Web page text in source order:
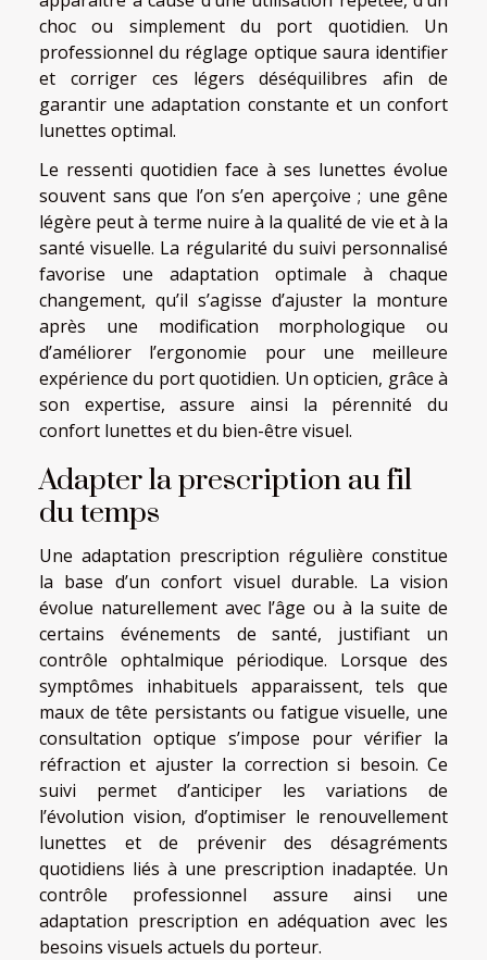
choc ou simplement du port quotidien. Un
professionnel du réglage optique saura identifier
et corriger ces légers déséquilibres afin de
garantir une adaptation constante et un confort
lunettes optimal.
Le ressenti quotidien face à ses lunettes évolue
souvent sans que l’on s’en aperçoive ; une gêne
légère peut à terme nuire à la qualité de vie et à la
santé visuelle. La régularité du suivi personnalisé
favorise une adaptation optimale à chaque
changement, qu’il s’agisse d’ajuster la monture
après une modification morphologique ou
d’améliorer l’ergonomie pour une meilleure
expérience du port quotidien. Un opticien, grâce à
son expertise, assure ainsi la pérennité du
confort lunettes et du bien-être visuel.
Adapter la prescription au fil
du temps
Une adaptation prescription régulière constitue
la base d’un confort visuel durable. La vision
évolue naturellement avec l’âge ou à la suite de
certains événements de santé, justifiant un
contrôle ophtalmique périodique. Lorsque des
symptômes inhabituels apparaissent, tels que
maux de tête persistants ou fatigue visuelle, une
consultation optique s’impose pour vérifier la
réfraction et ajuster la correction si besoin. Ce
suivi permet d’anticiper les variations de
l’évolution vision, d’optimiser le renouvellement
lunettes et de prévenir des désagréments
quotidiens liés à une prescription inadaptée. Un
contrôle professionnel assure ainsi une
adaptation prescription en adéquation avec les
besoins visuels actuels du porteur.